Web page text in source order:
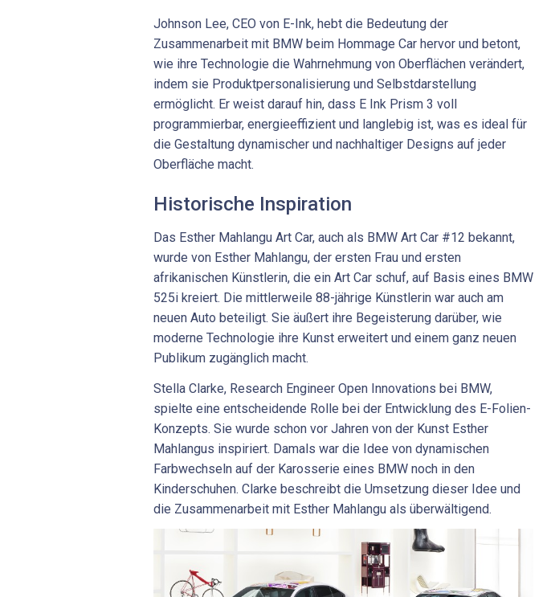
Johnson Lee, CEO von E-Ink, hebt die Bedeutung der
Zusammenarbeit mit BMW beim Hommage Car hervor und betont,
wie ihre Technologie die Wahrnehmung von Oberflächen verändert,
indem sie Produktpersonalisierung und Selbstdarstellung
ermöglicht. Er weist darauf hin, dass E Ink Prism 3 voll
programmierbar, energieeffizient und langlebig ist, was es ideal für
die Gestaltung dynamischer und nachhaltiger Designs auf jeder
Oberfläche macht.
Historische Inspiration
Das Esther Mahlangu Art Car, auch als BMW Art Car #12 bekannt,
wurde von Esther Mahlangu, der ersten Frau und ersten
afrikanischen Künstlerin, die ein Art Car schuf, auf Basis eines BMW
525i kreiert. Die mittlerweile 88-jährige Künstlerin war auch am
neuen Auto beteiligt. Sie äußert ihre Begeisterung darüber, wie
moderne Technologie ihre Kunst erweitert und einem ganz neuen
Publikum zugänglich macht.
Stella Clarke, Research Engineer Open Innovations bei BMW,
spielte eine entscheidende Rolle bei der Entwicklung des E-Folien-
Konzepts. Sie wurde schon vor Jahren von der Kunst Esther
Mahlangus inspiriert. Damals war die Idee von dynamischen
Farbwechseln auf der Karosserie eines BMW noch in den
Kinderschuhen. Clarke beschreibt die Umsetzung dieser Idee und
die Zusammenarbeit mit Esther Mahlangu als überwältigend.